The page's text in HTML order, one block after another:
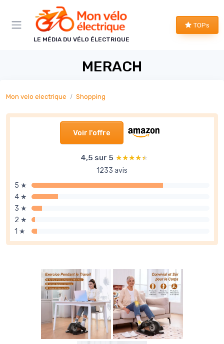
LE MÉDIA DU VÉLO ÉLECTRIQUE
TOPs
MERACH
Mon velo electrique Shopping
Voir l'offre
4,5 sur 5 ★★★★★
★★★★★
1233 avis
5 ★
4 ★
3 ★
2 ★
1 ★
Panneau de gestion des cookies